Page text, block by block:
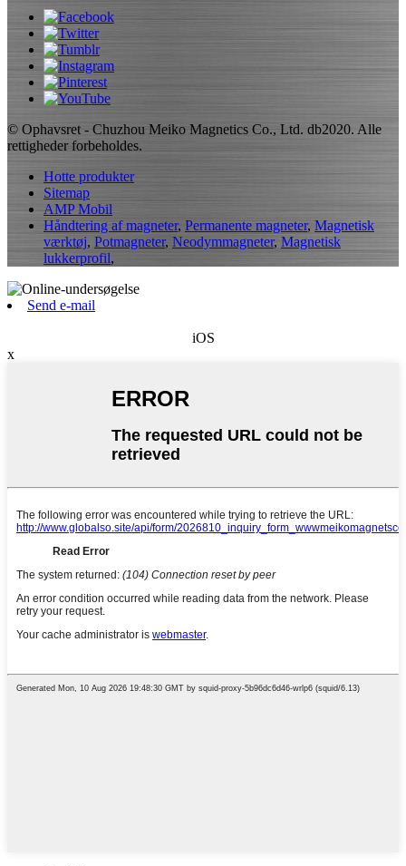
© Ophavsret - Chuzhou Meiko Magnetics Co., Ltd. db2020. Alle
rettigheder forbeholdes.
Hotte produkter
Sitemap
AMP Mobil
Håndtering af magneter, Permanente magneter, Magnetisk
værktøj, Potmagneter, Neodymmagneter, Magnetisk
lukkerprofil,
Send e-mail
iOS
x